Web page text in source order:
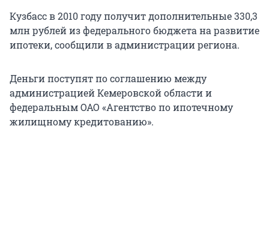
Кузбасс в 2010 году получит дополнительные 330,3
млн рублей из федерального бюджета на развитие
ипотеки, сообщили в администрации региона.
Деньги поступят по соглашению между
администрацией Кемеровской области и
федеральным ОАО «Агентство по ипотечному
жилищному кредитованию».